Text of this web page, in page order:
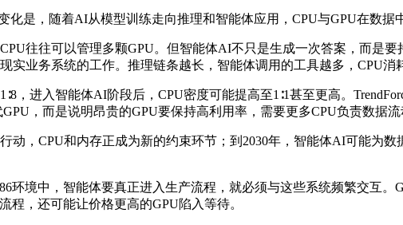
是，随着AI从模型训练走向推理和智能体应用，CPU与GPU在数据
往往可以管理多颗GPU。但智能体AI不只是生成一次答案，而是要
业务系统的工作。推理链条越长，智能体调用的工具越多，CPU消
，进入智能体AI阶段后，CPU密度可能提高至1∶1甚至更高。
，而是说明昂贵的GPU要保持高利用率，需要更多CPU负责数据
，CPU和内存正成为新的约束环节；到2030年，智能体AI可能为数
境中，智能体要真正进入生产流程，就必须与这些系统频繁交互。
，还可能让价格更高的GPU陷入等待。